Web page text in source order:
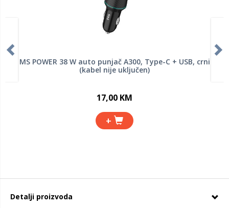
MS POWER 38 W auto punjač A300, Type-C + USB, crni
(kabel nije uključen)
17,00 KM
+
Detalji proizvoda